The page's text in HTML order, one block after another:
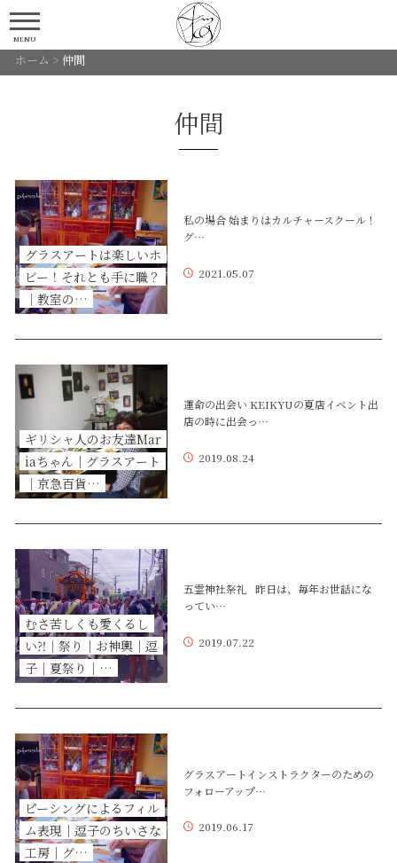
MENU
ホーム > 仲間
仲間
グラスアートは楽しいホ
ビー！それとも手に職？
｜教室の…
私の場合 始まりはカルチャースクール！
グ…
2021.05.07
ギリシャ人のお友達Mar
iaちゃん｜グラスアート
｜京急百貨…
運命の出会い KEIKYUの夏店イベント出
店の時に出会っ…
2019.08.24
むさ苦しくも愛くるし
い⁈｜祭り｜お神輿｜逗
子｜夏祭り｜…
五霊神社祭礼 昨日は、毎年お世話にな
ってい…
2019.07.22
ピーシングによるフィル
ム表現｜逗子のちいさな
工房｜グ…
グラスアートインストラクターのための
フォローアップ…
2019.06.17